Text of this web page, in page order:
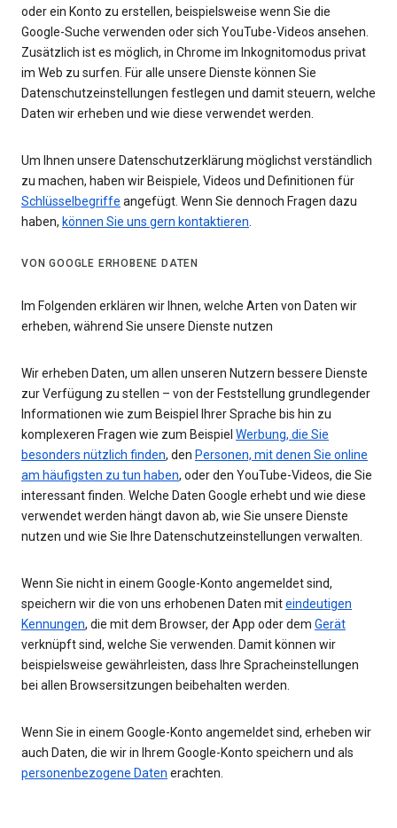
oder ein Konto zu erstellen, beispielsweise wenn Sie die
Google-Suche verwenden oder sich YouTube-Videos ansehen.
Zusätzlich ist es möglich, in Chrome im Inkognitomodus privat
im Web zu surfen. Für alle unsere Dienste können Sie
Datenschutzeinstellungen festlegen und damit steuern, welche
Daten wir erheben und wie diese verwendet werden.
Um Ihnen unsere Datenschutzerklärung möglichst verständlich
zu machen, haben wir Beispiele, Videos und Definitionen für
Schlüsselbegriffe angefügt. Wenn Sie dennoch Fragen dazu
haben, können Sie uns gern kontaktieren.
VON GOOGLE ERHOBENE DATEN
Im Folgenden erklären wir Ihnen, welche Arten von Daten wir
erheben, während Sie unsere Dienste nutzen
Wir erheben Daten, um allen unseren Nutzern bessere Dienste
zur Verfügung zu stellen – von der Feststellung grundlegender
Informationen wie zum Beispiel Ihrer Sprache bis hin zu
komplexeren Fragen wie zum Beispiel Werbung, die Sie
besonders nützlich finden, den Personen, mit denen Sie online
am häufigsten zu tun haben, oder den YouTube-Videos, die Sie
interessant finden. Welche Daten Google erhebt und wie diese
verwendet werden hängt davon ab, wie Sie unsere Dienste
nutzen und wie Sie Ihre Datenschutzeinstellungen verwalten.
Wenn Sie nicht in einem Google-Konto angemeldet sind,
speichern wir die von uns erhobenen Daten miteindeutigen
Kennungen, die mit dem Browser, der App oder dem Gerät
verknüpft sind, welche Sie verwenden. Damit können wir
beispielsweise gewährleisten, dass Ihre Spracheinstellungen
bei allen Browsersitzungen beibehalten werden.
Wenn Sie in einem Google-Konto angemeldet sind, erheben wir
auch Daten, die wir in Ihrem Google-Konto speichern und als
personenbezogene Daten erachten.